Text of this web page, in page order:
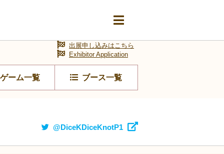
ゲーム一覧 ブース一覧
出展申し込みはこちら
Exhibitor Application
@DiceKDiceKnotP1